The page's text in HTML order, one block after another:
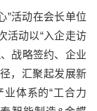
”活动在会长单位
动以“入企走访
战略签约、企业
，汇聚起发展新
体系的“工合力